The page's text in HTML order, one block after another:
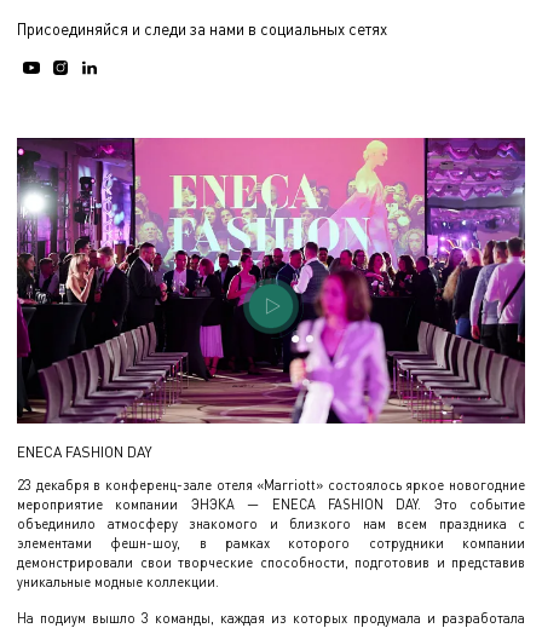
Присоединяйся и следи за нами в социальных сетях
ENECA FASHION DAY
23 декабря в конференц-зале отеля «Marriott» состоялось яркое новогодние
мероприятие компании ЭНЭКА — ENECA FASHION DAY. Это событие
объединило атмосферу знакомого и близкого нам всем праздника с
элементами фешн-шоу, в рамках которого сотрудники компании
демонстрировали свои творческие способности, подготовив и представив
уникальные модные коллекции.
На подиум вышло 3 команды, каждая из которых продумала и разработала